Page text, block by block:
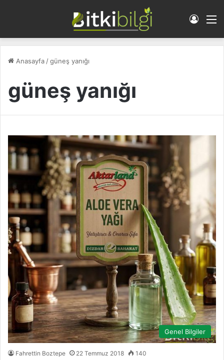
Giriş
Anasayfa /güneş yanığı
güneş yanığı
Genel Bilgiler
Fahrettin Boztepe 22 Temmuz 2018 140